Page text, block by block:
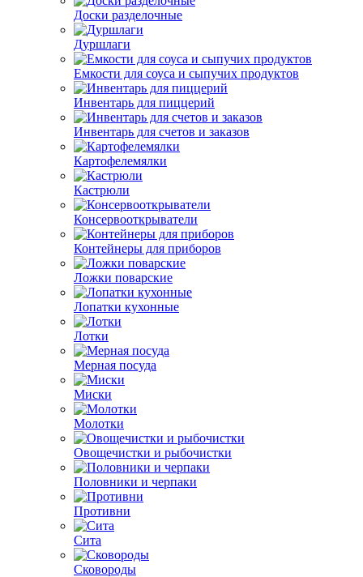
Доски разделочные
Дуршлаги
Емкости для соуса и сыпучих продуктов
Инвентарь для пиццерий
Инвентарь для счетов и заказов
Картофелемялки
Кастрюли
Консервооткрыватели
Контейнеры для приборов
Ложки поварские
Лопатки кухонные
Лотки
Мерная посуда
Миски
Молотки
Овощечистки и рыбочистки
Половники и черпаки
Противни
Сита
Сковороды